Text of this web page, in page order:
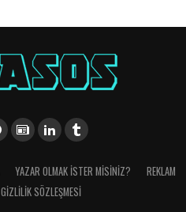
YAZAR OLMAK İSTER MISINIZ?
REKLAM
GIZLILIK SÖZLEŞMESI